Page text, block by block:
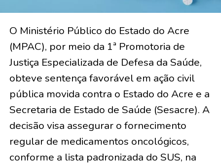
O Ministério Público do Estado do Acre
(MPAC), por meio da 1ª Promotoria de
Justiça Especializada de Defesa da Saúde,
obteve sentença favorável em ação civil
pública movida contra o Estado do Acre e a
Secretaria de Estado de Saúde (Sesacre). A
decisão visa assegurar o fornecimento
regular de medicamentos oncológicos,
conforme a lista padronizada do SUS, na